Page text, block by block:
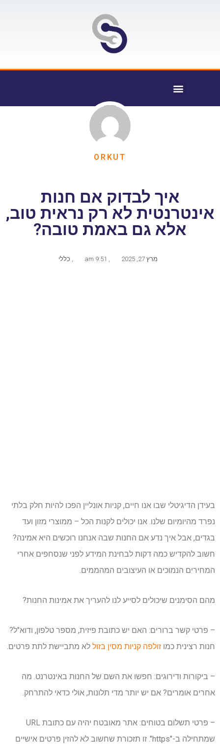
ORKUT
איך לבדוק אם חנות
אינטרנטית לא רק נראית טוב,
אלא גם באמת טובה?
מרץ 27, 2025 ,
, כללי
בעידן הדיגיטלי שבו אנו חיים, קניות אונליין הפכו להיות חלק בלתי
נפרד מהיומיום שלנו. אנו יכולים לקנות הכל – ממוצרי מזון ועד
בגדים, אבל איך נדע אם החנות שבה אנחנו רוכשים היא אמינה?
חשוב להקדיש כמה דקות לבחינת המידע לפני שנסחפים אחרי
המחירים הנמוכים או העיצובים המהממים.
מהם הסימנים שיכולים לסייע לנו להעריך את אמינות החנות?
– פרטי קשר ברורים: האם יש כתובת פיזית, מספר טלפון, ודוא"ל?
חנות רצינית כמו זולפה קניות מסין בזול לא מתביישת לתת פרטים.
– ביקורות ודירוגים: חפשו את השם של החנות באינטרנט. מה
אחרים אומרים? אם יש יותר מדי תלונות, אולי כדאי להתרחק.
– פרטי תשלום בטוחים: אתר מאובטח יהיה עם כתובת URL
שמתחילה ב-"https". זו תזכורת שחשוב לא להזין פרטים אישיים